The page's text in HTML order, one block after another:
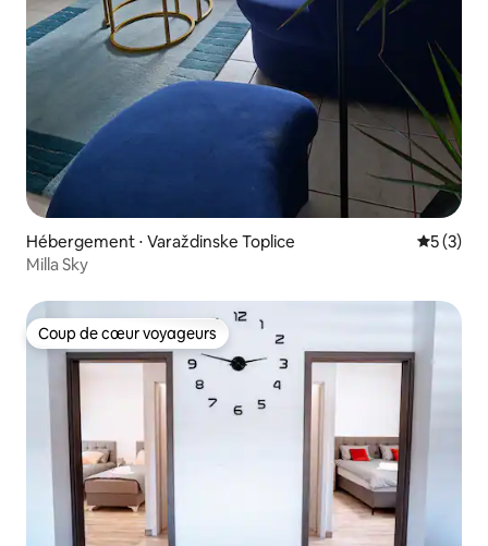
Hébergement ⋅ Varaždinske Toplice
5 (3)
Milla Sky
Coup de cœur voyageurs
Coup de cœur voyageurs